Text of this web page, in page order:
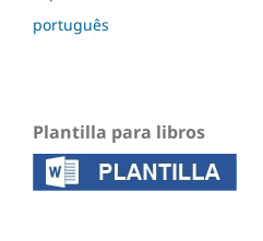
português
Plantilla para libros